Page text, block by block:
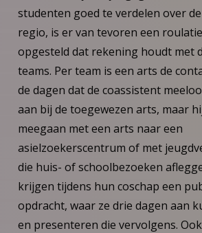
studenten goed te verdelen over
regio, is er van tevoren een
opgesteld dat rekening houdt met
teams. Per team is een arts de
de dagen dat de coassistent
aan bij de toegewezen arts, maar
meegaan met een arts naar een
asielzoekerscentrum of met
die huis- of schoolbezoeken
krijgen tijdens hun coschap een
opdracht, waar ze drie dagen aan
en presenteren die vervolgens.